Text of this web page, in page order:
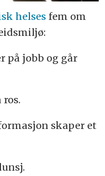
helsesfem om
på jobb og går
ros.
skaper et